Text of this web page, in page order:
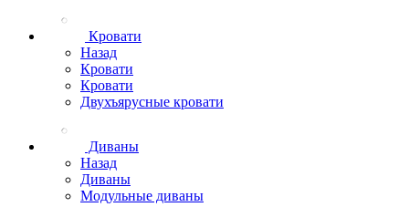
Кровати
Назад
Кровати
Кровати
Двухъярусные кровати
Диваны
Назад
Диваны
Модульные диваны